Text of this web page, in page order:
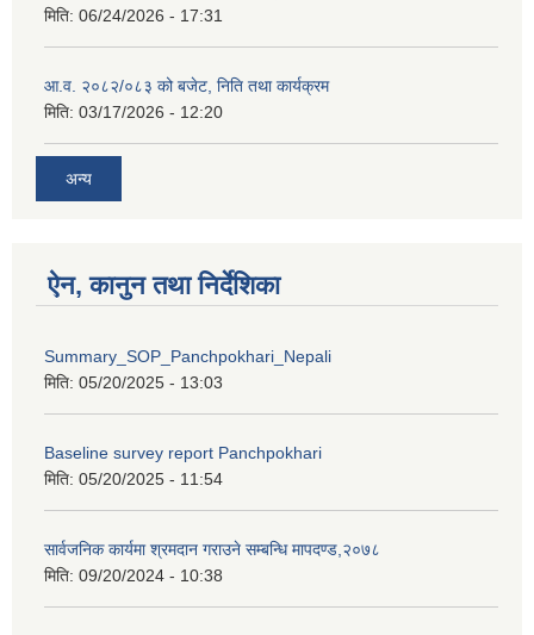
मिति: 06/24/2026 - 17:31
आ.व. २०८२/०८३ को बजेट, निति तथा कार्यक्रम
मिति: 03/17/2026 - 12:20
अन्य
ऐन, कानुन तथा निर्देशिका
Summary_SOP_Panchpokhari_Nepali
मिति: 05/20/2025 - 13:03
Baseline survey report Panchpokhari
मिति: 05/20/2025 - 11:54
सार्वजनिक कार्यमा श्रमदान गराउने सम्बन्धि मापदण्ड,२०७८
मिति: 09/20/2024 - 10:38